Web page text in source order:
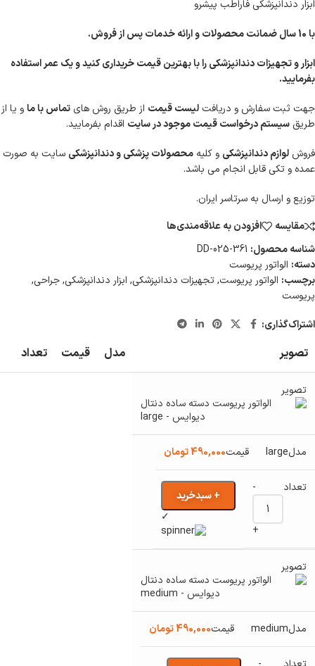
ابزار دندانپزشکی فاراطب پیشرو
با 10 سال ضمانت محصولات و ارائه خدمات پس از فروش.
ابزار و تجهیزات دندانپزشکی را با بهترین قیمت خریداری کنید و یک عمر استفاده
بفرمایید.
جهت ثبت سفارش و دریافت لیست قیمت از طریق روش های تماس با ماو یا از
طریق سیستم درخواست قیمت موجود در سایت اقدام بفرمایید.
فروش لوازم دندانپزشکی و کلیه محصولات پزشکی و دندانپزشکی سایت به صورت
عمده و تکی قابل انجام می باشد.
توزیع و ارسال به سرتاسر ایران.
مقایسه
افزودن به علاقه‌مندی‌ها
شناسه محصول: DD-025-361
دسته: الواتور پریوست
برچسب: الواتور پریوست,تجهیزات دندانپزشکی, ابزار دندانپزشکی,جراحی,
پریوست
اشتراک‌گذاری:
تصویر مدل قیمت تعداد
large
490,000تومان
-
+
+ سبدخرید
✓
medium
490,000تومان